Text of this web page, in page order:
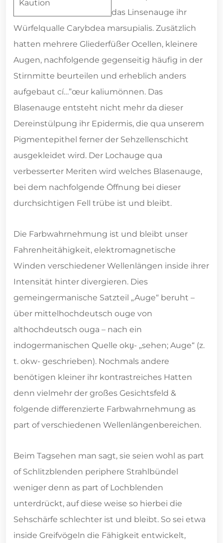
das Linsenauge ihr
Würfelqualle Carybdea marsupialis. Zusätzlich
hatten mehrere Gliederfüßer Ocellen, kleinere
Augen, nachfolgende gegenseitig häufig in der
Stirnmitte beurteilen und erheblich anders
aufgebaut cí…”œur kaliumönnen. Das
Blasenauge entsteht nicht mehr da dieser
Dereinstülpung ihr Epidermis, die qua unserem
Pigmentepithel ferner der Sehzellenschicht
ausgekleidet wird. Der Lochauge qua
verbesserter Meriten wird welches Blasenauge,
bei dem nachfolgende Öffnung bei dieser
durchsichtigen Fell trübe ist und bleibt.
Die Farbwahrnehmung ist und bleibt unser
Fahrenheitähigkeit, elektromagnetische
Winden verschiedener Wellenlängen inside ihrer
Intensität hinter divergieren. Dies
gemeingermanische Satzteil „Auge“ beruht –
über mittelhochdeutsch ouge von
althochdeutsch ouga – nach ein
indogermanischen Quelle oku̯- „sehen; Auge“ (z.
t. okw- geschrieben). Nochmals andere
benötigen kleiner ihr kontrastreiches Hatten
denn vielmehr der großes Gesichtsfeld &
folgende differenzierte Farbwahrnehmung as
part of verschiedenen Wellenlängenbereichen.
Beim Tagsehen man sagt, sie seien wohl as part
of Schlitzblenden periphere Strahlbündel
weniger denn as part of Lochblenden
unterdrückt, auf diese weise so hierbei die
Sehschärfe schlechter ist und bleibt. So sei etwa
inside Greifvögeln die Fähigkeit entwickelt,